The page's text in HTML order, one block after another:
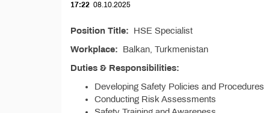
17:22 08.10.2025
Position Title:
HSE Specialist
Workplace:
Balkan, Turkmenistan
Duties & Responsibilities:
Developing Safety Policies and Procedures
Conducting Risk Assessments